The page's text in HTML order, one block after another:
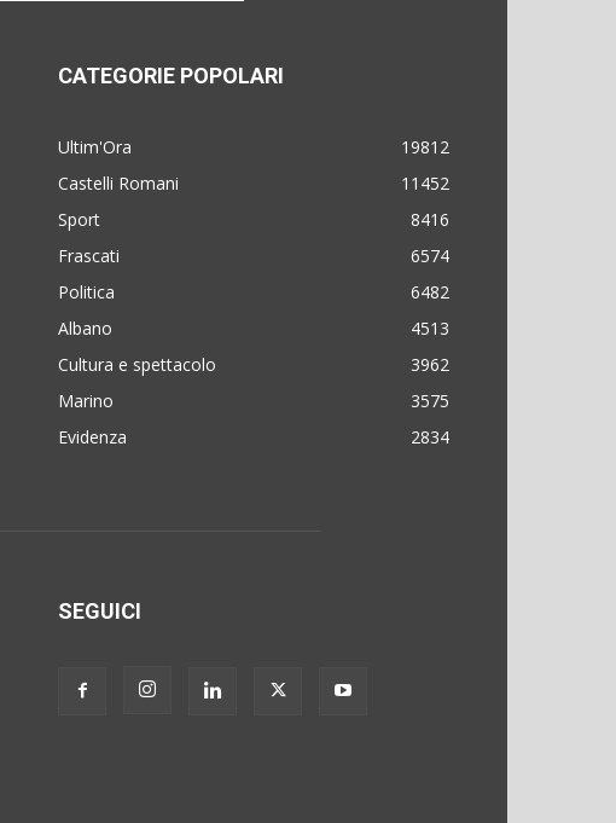
CATEGORIE POPOLARI
Ultim'Ora
19812
Castelli Romani
11452
Sport
8416
Frascati
6574
Politica
6482
Albano
4513
Cultura e spettacolo
3962
Marino
3575
Evidenza
2834
SEGUICI